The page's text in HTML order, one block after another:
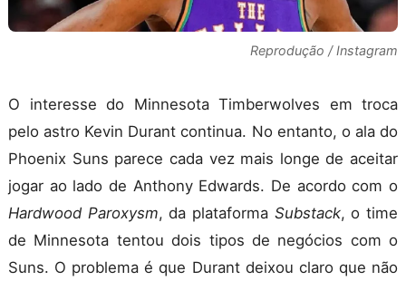
Reprodução / Instagram
O interesse do Minnesota Timberwolves em troca
pelo astro Kevin Durant continua. No entanto, o ala do
Phoenix Suns parece cada vez mais longe de aceitar
jogar ao lado de Anthony Edwards. De acordo com o
Hardwood Paroxysm, da plataforma Substack, o time
de Minnesota tentou dois tipos de negócios com o
Suns. O problema é que Durant deixou claro que não